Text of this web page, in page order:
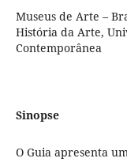
Museus de Arte –
História da Arte,
Contemporânea
Sinopse
O Guia apresenta